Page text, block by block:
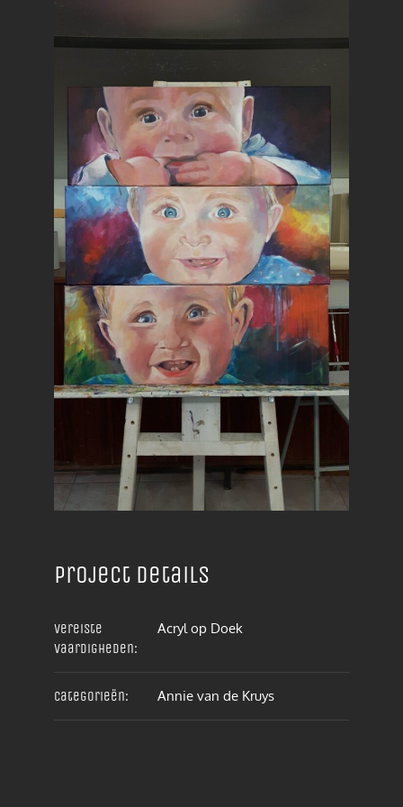
Project details
Vereiste
vaardigheden:
Acryl op Doek
Categorieën: Annie van de Kruys